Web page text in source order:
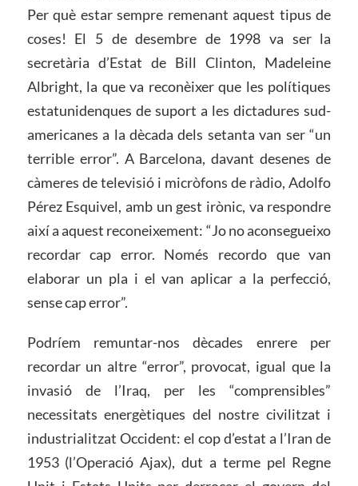
Per què estar sempre remenant aquest tipus de
coses! El 5 de desembre de 1998 va ser la
secretària d’Estat de Bill Clinton, Madeleine
Albright, la que va reconèixer que les polítiques
estatunidenques de suport a les dictadures sud-
americanes a la dècada dels setanta van ser “un
terrible error”. A Barcelona, ​​davant desenes de
càmeres de televisió i micròfons de ràdio, Adolfo
Pérez Esquivel, amb un gest irònic, va respondre
així a aquest reconeixement: “Jo no aconsegueixo
recordar cap error. Només recordo que van
elaborar un pla i el van aplicar a la perfecció,
sense cap error”.
Podríem remuntar-nos dècades enrere per
recordar un altre “error”, provocat, igual que la
invasió de l’Iraq, per les “comprensibles”
necessitats energètiques del nostre civilitzat i
industrialitzat Occident: el cop d’estat a l’Iran de
1953 (l’Operació Ajax), dut a terme pel Regne